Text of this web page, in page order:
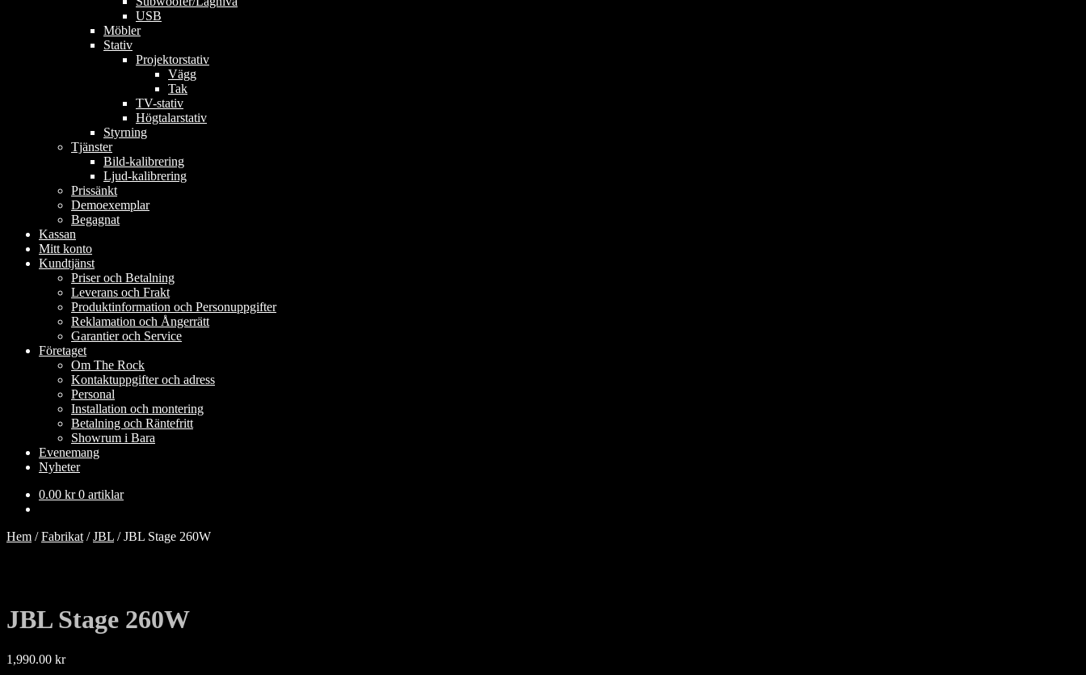
USB
Möbler
Stativ
Projektorstativ
Vägg
Tak
TV-stativ
Högtalarstativ
Styrning
Tjänster
Bild-kalibrering
Ljud-kalibrering
Prissänkt
Demoexemplar
Begagnat
Kassan
Mitt konto
Kundtjänst
Priser och Betalning
Leverans och Frakt
Produktinformation och Personuppgifter
Reklamation och Ångerrätt
Garantier och Service
Företaget
Om The Rock
Kontaktuppgifter och adress
Personal
Installation och montering
Betalning och Räntefritt
Showrum i Bara
Evenemang
Nyheter
0.00 kr 0 artiklar
Hem /Fabrikat /JBL /JBL Stage 260W
JBL Stage 260W
1,990.00 kr